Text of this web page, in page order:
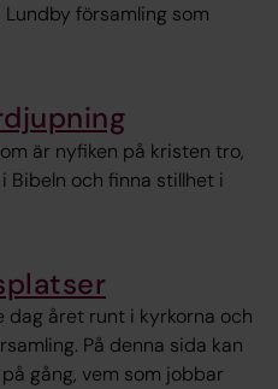
församling som
är nyfiken på kristen tro,
Bibeln och finna stillhet i
dag året runt i kyrkorna och
På denna sida kan
gång, vem som jobbar